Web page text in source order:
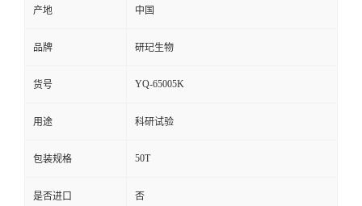
产地 中国
品牌 研玘生物
货号 YQ-65005K
用途 科研试验
包装规格 50T
是否进口 否